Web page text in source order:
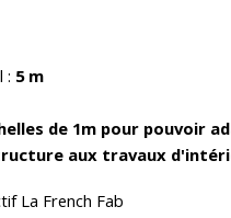
: 5 m
de 1m pour pouvoir
aux travaux
La French Fab